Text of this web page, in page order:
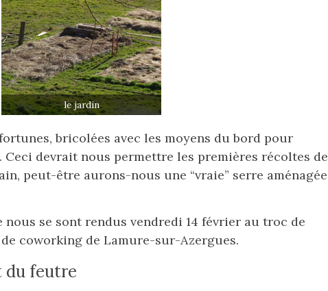
le jardin
bricolées avec les moyens du bord pour
devrait nous permettre les premières récoltes de
peut-être aurons-nous une “vraie” serre aménagée
nous se sont rendus vendredi 14 février au troc de
coworking de Lamure-sur-Azergues.
du feutre